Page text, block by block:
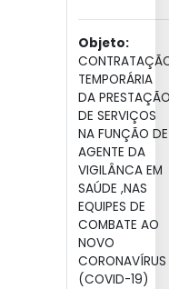
Objeto:
TEMPORÁRIA
DA
DE SERVIÇOS
NA FUNÇÃO DE
AGENTE DA
VIGILÂNCA EM
SAÚDE ,NAS
EQUIPES DE
COMBATE AO
NOVO
CORONAVÍRUS
(COVID-19)